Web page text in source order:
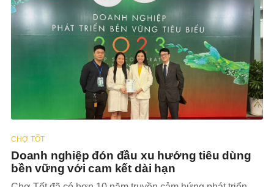
CHỢ TỐT
Doanh nghiệp đón đầu xu hướng tiêu dùng
bền vững với cam kết dài hạn